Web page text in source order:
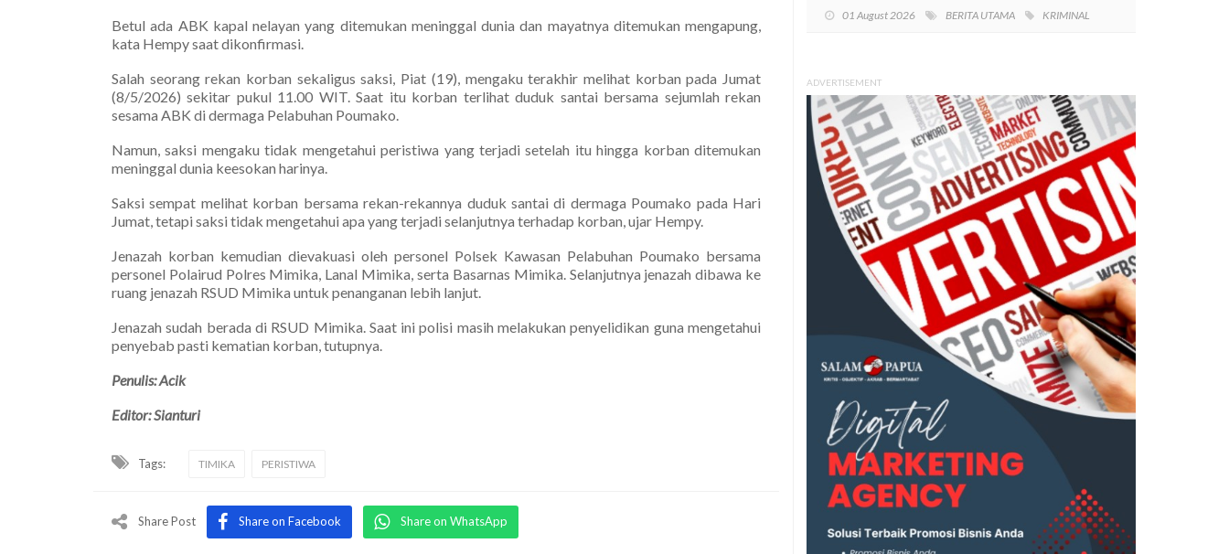
Betul ada ABK kapal nelayan yang ditemukan meninggal dunia dan mayatnya ditemukan mengapung,
kata Hempy saat dikonfirmasi.
Salah seorang rekan korban sekaligus saksi, Piat (19), mengaku terakhir melihat korban pada Jumat
(8/5/2026) sekitar pukul 11.00 WIT. Saat itu korban terlihat duduk santai bersama sejumlah rekan
sesama ABK di dermaga Pelabuhan Poumako.
Namun, saksi mengaku tidak mengetahui peristiwa yang terjadi setelah itu hingga korban ditemukan
meninggal dunia keesokan harinya.
Saksi sempat melihat korban bersama rekan-rekannya duduk santai di dermaga Poumako pada Hari
Jumat, tetapi saksi tidak mengetahui apa yang terjadi selanjutnya terhadap korban, ujar Hempy.
Jenazah korban kemudian dievakuasi oleh personel Polsek Kawasan Pelabuhan Poumako bersama
personel Polairud Polres Mimika, Lanal Mimika, serta Basarnas Mimika. Selanjutnya jenazah dibawa ke
ruang jenazah RSUD Mimika untuk penanganan lebih lanjut.
Jenazah sudah berada di RSUD Mimika. Saat ini polisi masih melakukan penyelidikan guna mengetahui
penyebab pasti kematian korban, tutupnya.
Penulis: Acik
Editor: Sianturi
Tags: TIMIKA PERISTIWA
Share Post Share on Facebook Share on WhatsApp
01 August 2026 BERITA UTAMA KRIMINAL
ADVERTISEMENT